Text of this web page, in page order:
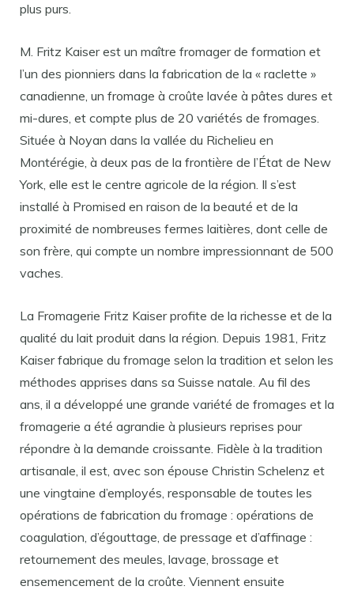
plus purs.
M. Fritz Kaiser est un maître fromager de formation et
l’un des pionniers dans la fabrication de la « raclette »
canadienne, un fromage à croûte lavée à pâtes dures et
mi-dures, et compte plus de 20 variétés de fromages.
Située à Noyan dans la vallée du Richelieu en
Montérégie, à deux pas de la frontière de l’État de New
York, elle est le centre agricole de la région. Il s’est
installé à Promised en raison de la beauté et de la
proximité de nombreuses fermes laitières, dont celle de
son frère, qui compte un nombre impressionnant de 500
vaches.
La Fromagerie Fritz Kaiser profite de la richesse et de la
qualité du lait produit dans la région. Depuis 1981, Fritz
Kaiser fabrique du fromage selon la tradition et selon les
méthodes apprises dans sa Suisse natale. Au fil des
ans, il a développé une grande variété de fromages et la
fromagerie a été agrandie à plusieurs reprises pour
répondre à la demande croissante. Fidèle à la tradition
artisanale, il est, avec son épouse Christin Schelenz et
une vingtaine d’employés, responsable de toutes les
opérations de fabrication du fromage : opérations de
coagulation, d’égouttage, de pressage et d’affinage :
retournement des meules, lavage, brossage et
ensemencement de la croûte. Viennent ensuite